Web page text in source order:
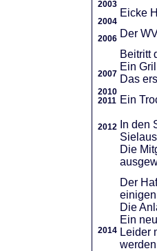
2003
2004
2006
2007
2010
2011
2012
2014
Eicke
Der
Beitritt
Ein
Das
Ein
In den
Die
Der
Die
Ein
Leider